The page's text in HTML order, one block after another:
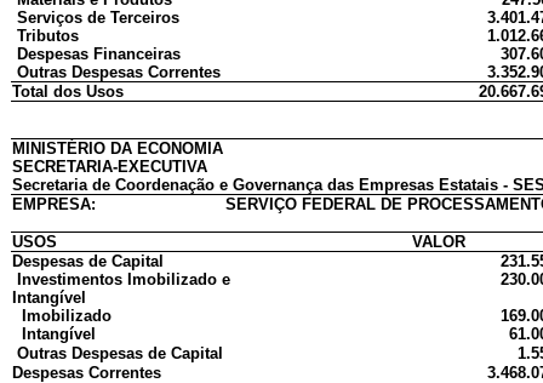
Serviços de Terceiros
Tributos
Despesas Financeiras
Outras Despesas Correntes
Total dos Usos
MINISTÉRIO DA ECONOMIA
SECRETARIA-EXECUTIVA
Secretaria de Coordenação e Governança das Empresas Estatais -
EMPRESA:
SERVIÇO FEDERAL DE
USOS
VALOR
Despesas de Capital
Investimentos Imobilizado e
Intangível
Imobilizado
Intangível
Outras Despesas de Capital
Despesas Correntes